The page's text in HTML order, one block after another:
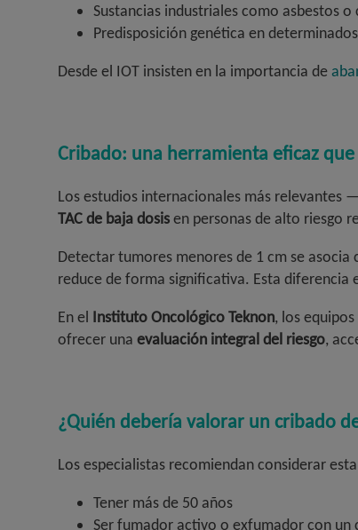
Sustancias industriales como asbestos
Predisposición genética en
Desde el IOT insisten en la importancia de
Cribado: una herramienta eficaz
Los estudios internacionales más relevantes
TAC de baja dosisen personas de alto riesgo
Detectar tumores menores de 1 cm se asocia
reduce de forma significativa. Esta
En el Instituto Oncológico Teknon, los
ofrecer una evaluación integral del riesgo,
¿Quién debería valorar un cribado
Los especialistas recomiendan considerar
Tener más de 50 años
Ser fumador activo o exfumador con